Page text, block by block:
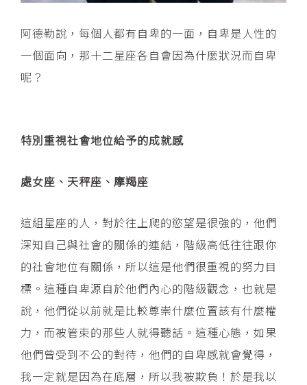
阿德勒說，每個人都有自卑的一面，自卑是人性的
一個面向，那十二星座各自會因為什麼狀況而自卑
呢？
特別重視社會地位給予的成就感
處女座、天秤座、摩羯座
這組星座的人，對於往上爬的慾望是很強的，他們
深知自己與社會的關係的連結，階級高低往往跟你
的社會地位有關係，所以這是他們很重視的努力目
標。這種自卑源自於他們內心的階級觀念，也就是
說，他們從以前就是比較尊崇什麼位置該有什麼權
力，而被管束的那些人就得聽話。這種心態，如果
他們曾受到不公的對待，他們的自卑感就會覺得，
我一定就是因為在底層，所以我被欺負！於是我以